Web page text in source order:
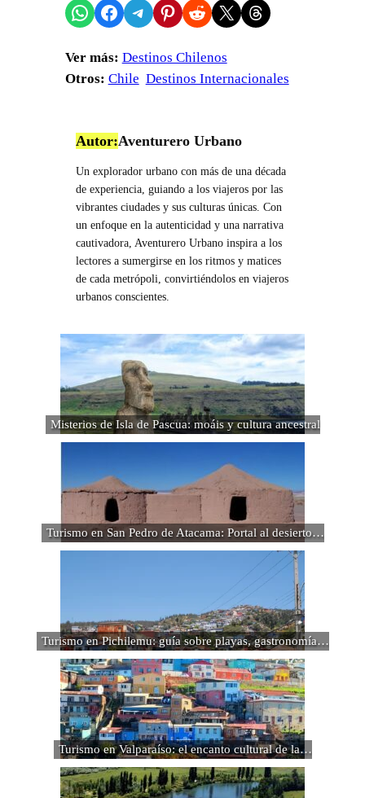
Compartir en WhatsApp
Compartir en Facebook
Compartir en Telegram
Compartir en Pinterest
Compartir en Reddit
Compartir en X Share on Threads
Ver más: Destinos Chilenos
Otros: Chile Destinos Internacionales
Autor:Aventurero Urbano
Un explorador urbano con más de una década
de experiencia, guiando a los viajeros por las
vibrantes ciudades y sus culturas únicas. Con
un enfoque en la autenticidad y una narrativa
cautivadora, Aventurero Urbano inspira a los
lectores a sumergirse en los ritmos y matices
de cada metrópoli, convirtiéndolos en viajeros
urbanos conscientes.
Misterios de Isla de Pascua: moáis y cultura ancestral
Turismo en San Pedro de Atacama: Portal al desierto…
Turismo en Pichilemu: guía sobre playas, gastronomía…
Turismo en Valparaíso: el encanto cultural de la…